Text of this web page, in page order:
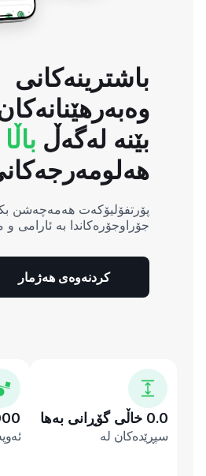
باشترینەکانی
بێنە لەگەڵ باڵا
پۆرتفۆلیۆکەت هەمەچەشن
جۆراوجۆرەکاندا بە ئارامی
کردنەوەی هەژمار
0.0 خاڵی گۆڕانی بەها
سپڕێدەکان لە